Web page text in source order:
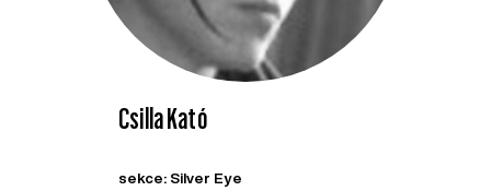
Csilla Kató
sekce: Silver Eye